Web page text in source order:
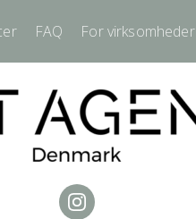
FAQ For virksomheder